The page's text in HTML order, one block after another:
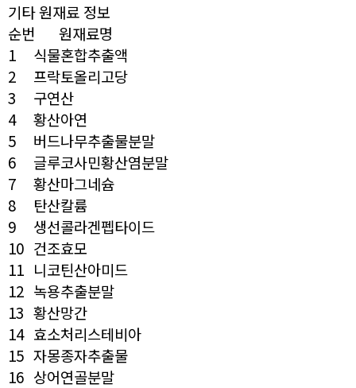
기타 원재료 정보
순번
원재료명
1
식물혼합추출액
2
프락토올리고당
3
구연산
4
황산아연
5
버드나무추출물분말
6
글루코사민황산염분말
7
황산마그네슘
8
탄산칼륨
9
생선콜라겐펩타이드
10 건조효모
11 니코틴산아미드
12 녹용추출분말
13 황산망간
14 효소처리스테비아
15 자몽종자추출물
16 상어연골분말